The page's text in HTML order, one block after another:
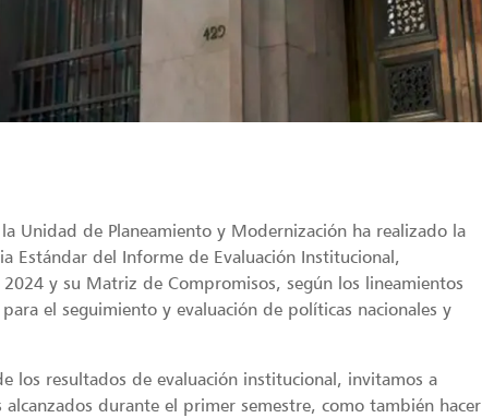
Unidad de Planeamiento y Modernización ha realizado la
Estándar del Informe de Evaluación Institucional,
y su Matriz de Compromisos, según los lineamientos
el seguimiento y evaluación de políticas nacionales y
los resultados de evaluación institucional, invitamos a
alcanzados durante el primer semestre, como también hacer